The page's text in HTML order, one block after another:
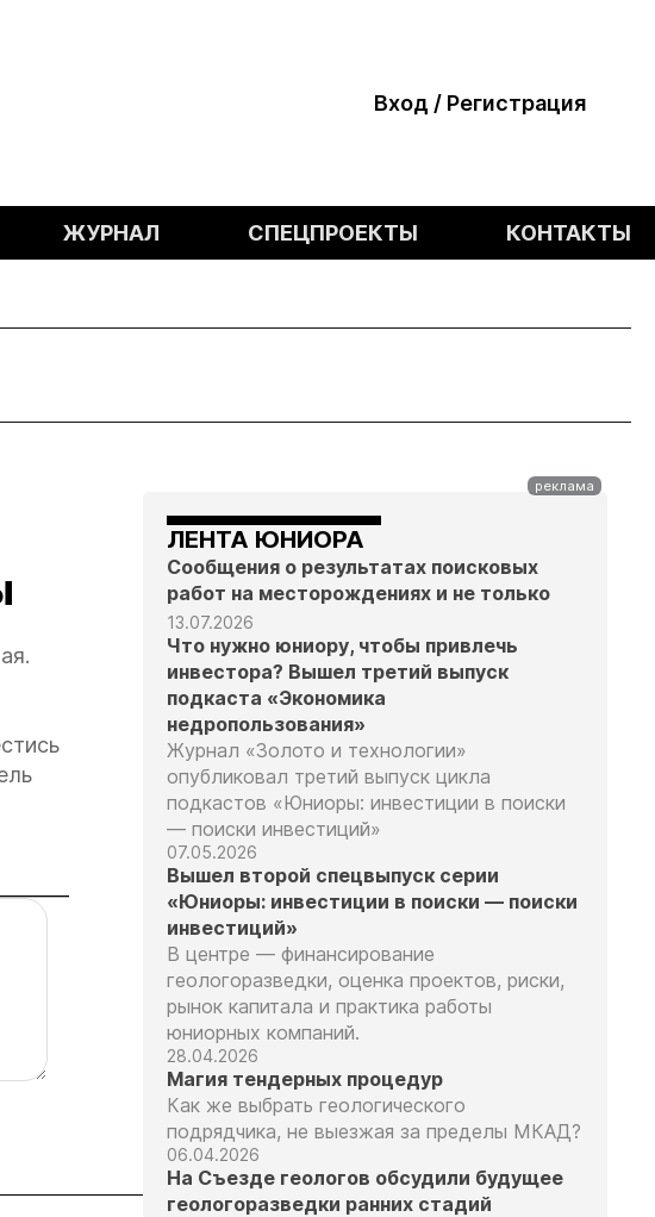
Вход / Регистрация
ЖУРНАЛ СПЕЦПРОЕКТЫ КОНТАКТЫ
ЛЕНТА ЮНИОРА
Сообщения о результатах поисковых
работ на месторождениях и не только
13.07.2026
Что нужно юниору, чтобы привлечь
инвестора? Вышел третий выпуск
подкаста «Экономика
недропользования»
Журнал «Золото и технологии»
опубликовал третий выпуск цикла
подкастов «Юниоры: инвестиции в поиски
— поиски инвестиций»
07.05.2026
Вышел второй спецвыпуск серии
«Юниоры: инвестиции в поиски — поиски
инвестиций»
В центре — финансирование
геологоразведки, оценка проектов, риски,
рынок капитала и практика работы
юниорных компаний.
28.04.2026
Магия тендерных процедур
Как же выбрать геологического
подрядчика, не выезжая за пределы МКАД?
06.04.2026
На Съезде геологов обсудили будущее
геологоразведки ранних стадий